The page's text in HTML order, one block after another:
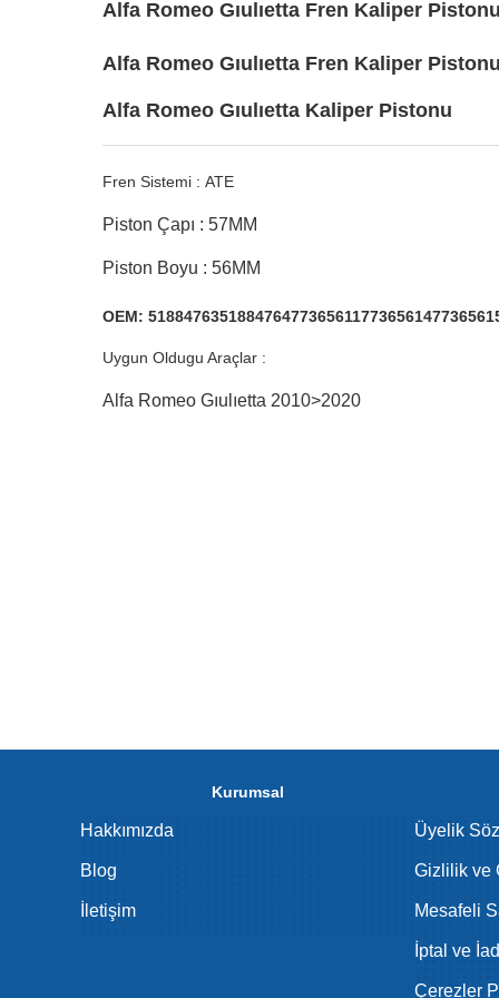
Alfa Romeo Gıulıetta Fren Kaliper
Alfa Romeo Gıulıetta Fren Kaliper Pistonu
Alfa Romeo Gıulıetta Kaliper Pistonu
Fren Sistemi : ATE
Piston Çapı : 57MM
Piston Boyu : 56MM
OEM:
Uygun Oldugu Araçlar :
Alfa Romeo Gıulıetta 2010>2020
Kurumsal
Hakkımızda
Blog
İletişim
Üyelik
Gizlilik ve
Mesafeli
İptal ve
Çerezler